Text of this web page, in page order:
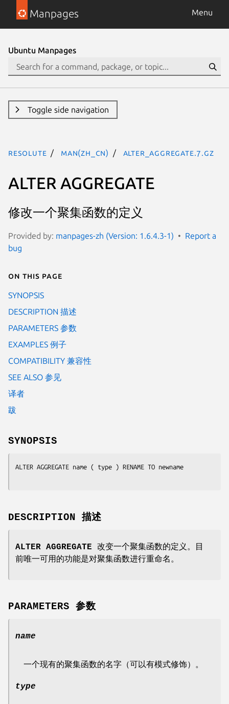
Manpages Menu
Ubuntu Manpages
Toggle side navigation
resolute man(zh_CN) alter_aggregate.7.gz
ALTER AGGREGATE
修改一个聚集函数的定义
Provided by: manpages-zh (Version: 1.6.4.3-1)
Report a
bug
On this page
SYNOPSIS
DESCRIPTION 描述
PARAMETERS 参数
EXAMPLES 例子
COMPATIBILITY 兼容性
SEE ALSO 参见
译者
跋
SYNOPSIS
ALTER AGGREGATE name ( type ) RENAME TO newname
DESCRIPTION 描述
ALTER AGGREGATE 改变一个聚集函数的定义。目
前唯一可用的功能是对聚集函数进行重命名。
PARAMETERS 参数
name
一个现有的聚集函数的名字（可以有模式修饰）。
type